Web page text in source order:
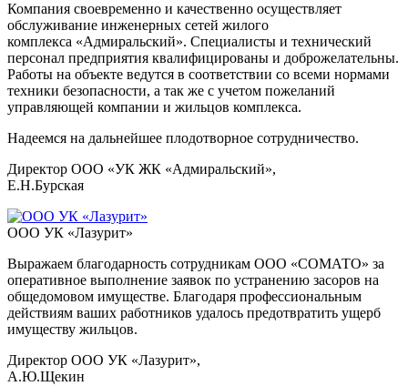
Компания своевременно и качественно осуществляет
обслуживание инженерных сетей жилого
комплекса «Адмиральский». Специалисты и технический
персонал предприятия квалифицированы и доброжелательны.
Работы на объекте ведутся в соответствии со всеми нормами
техники безопасности, а так же с учетом пожеланий
управляющей компании и жильцов комплекса.
Надеемся на дальнейшее плодотворное сотрудничество.
Директор ООО «УК ЖК «Адмиральский»,
Е.Н.Бурская
ООО УК «Лазурит»
Выражаем благодарность сотрудникам ООО «СОМАТО» за
оперативное выполнение заявок по устранению засоров на
общедомовом имуществе. Благодаря профессиональным
действиям ваших работников удалось предотвратить ущерб
имуществу жильцов.
Директор ООО УК «Лазурит»,
А.Ю.Щекин